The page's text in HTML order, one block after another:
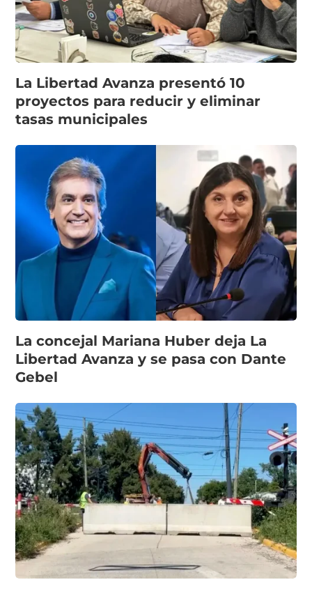
La Libertad Avanza presentó 10
proyectos para reducir y eliminar
tasas municipales
La concejal Mariana Huber deja La
Libertad Avanza y se pasa con Dante
Gebel